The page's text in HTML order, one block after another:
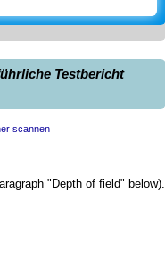
Testbericht
"Depth of field" below).